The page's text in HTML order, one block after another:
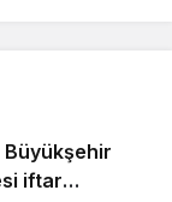
iftar